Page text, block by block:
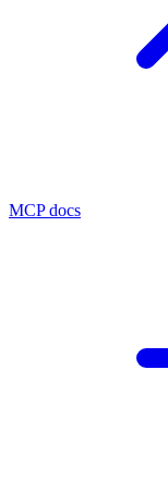
MCP docs